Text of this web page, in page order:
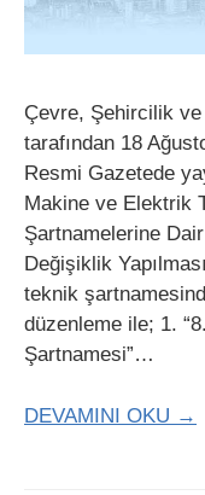
Çevre, Şehircilik ve
tarafından 18
Resmi Gazetede
Makine ve Elektrik
Şartnamelerine
Değişiklik
teknik
düzenleme ile; 1.
Şartnamesi”…
DEVAMINI OKU →